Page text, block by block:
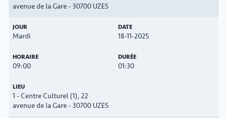
avenue de la Gare - 30700 UZES
Mardi 18-11-2025
09:00 01:30
1 - Centre Culturel (1), 22
avenue de la Gare - 30700 UZES